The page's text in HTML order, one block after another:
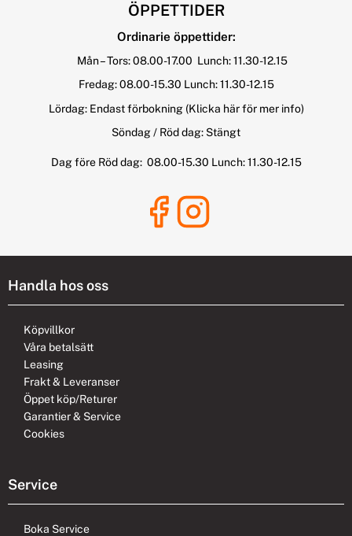
ÖPPETTIDER
Ordinarie öppettider:
Mån – Tors: 08.00-17.00 Lunch: 11.30-12.15
Fredag: 08.00-15.30 Lunch: 11.30-12.15
Lördag: Endast förbokning (Klicka här för mer info)
Söndag / Röd dag: Stängt
Dag före Röd dag: 08.00-15.30 Lunch: 11.30-12.15
Handla hos oss
Köpvillkor
Våra betalsätt
Leasing
Frakt & Leveranser
Öppet köp/Returer
Garantier & Service
Cookies
Service
Boka Service